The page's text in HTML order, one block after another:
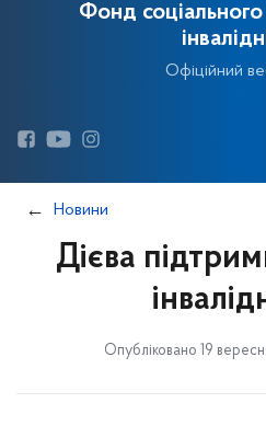
Фонд соціального
Офіційний
Новини
Дієва
Опубліковано 19